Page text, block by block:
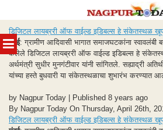
MENU
to
content
डिजिटल लायब्ररी ऑफ वाईल्ड इडिबल्स हे संकेतस्थळ
मुंबई: ग्रामीण आदिवासी भागात समाजघटकांना स्वावलंबी
केलेले डिजिटल लायब्ररी ऑफ वाईल्ड इडिबल्स हे
अर्थमंत्री सुधीर मुनगंटीवार यांनी सांगितले. सह्याद्री
यांच्या हस्ते बुधवारी या संकेतस्थळाचा शुभारंभ करण्यात
by Nagpur Today | Published 8 years ago
By Nagpur Today On Thursday, April 26th,
डिजिटल लायब्ररी ऑफ वाईल्ड इडिबल्स हे संकेतस्थळ